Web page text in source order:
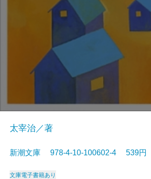
太宰治／著
新潮文庫 978-4-10-100602-4 539円
文庫電子書籍あり